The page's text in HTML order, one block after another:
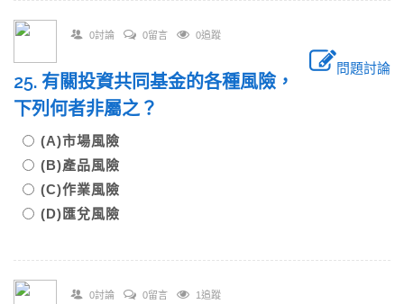
0討論 0留言 0追蹤
問題討論
25. 有關投資共同基金的各種風險，
下列何者非屬之？
(A)市場風險
(B)產品風險
(C)作業風險
(D)匯兌風險
0討論 0留言 1追蹤